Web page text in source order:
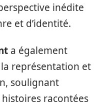
inédite
et d’identité.
a également
représentation et
soulignant
histoires racontées